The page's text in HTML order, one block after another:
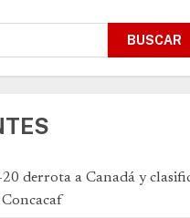
BUSCAR
derrota a Canadá y